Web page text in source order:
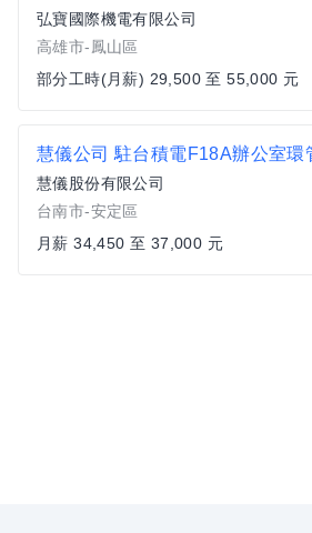
弘寶國際機電有限公司
高雄市-鳳山區
部分工時(月薪) 29,500 至 55,000 元
慧儀公司 駐台積電F18A辦公室環
慧儀股份有限公司
台南市-安定區
月薪 34,450 至 37,000 元